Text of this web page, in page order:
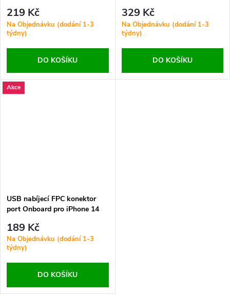
219 Kč
Na Objednávku (dodání 1-3
týdny)
DO KOŠÍKU
329 Kč
Na Objednávku (dodání 1-3
týdny)
DO KOŠÍKU
Akce
USB nabíjecí FPC konektor
port Onboard pro iPhone 14
189 Kč
Na Objednávku (dodání 1-3
týdny)
DO KOŠÍKU